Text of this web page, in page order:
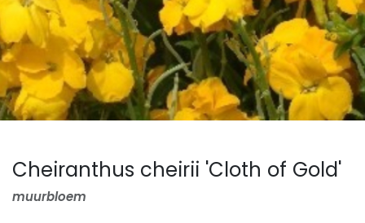
Cheiranthus cheirii 'Cloth of Gold'
muurbloem